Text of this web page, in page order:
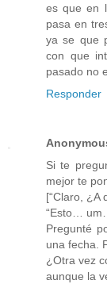
es que en
pasa en
ya se que
con que
pasado no
Responder
Si te
mejor te
[“Claro, ¿A
“Esto…
Pregunté
una fecha.
¿Otra vez
aunque la